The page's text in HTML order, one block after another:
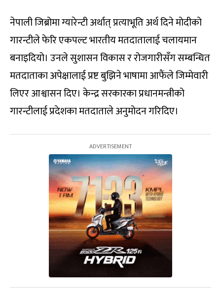
नेपाली जिब्रोमा ग्यारेन्टी अर्थात् प्रत्याभूति अर्थ दिने मोदीको
गारन्टीले फेरि एकपल्ट भारतीय मतदातालाई चलायमान
बनाइदियो। उनले सुशासन विकास र रोजगारीसँग सम्बन्धित
मतदाताका अपेक्षालाई प्रष्ट बुझिने भाषामा आफैंले जिम्मेवारी
लिएर आश्वासन दिए। केन्द्र सरकारका प्रधानमन्त्रीको
गारन्टीलाई प्रदेशका मतदाताले अनुमोदन गरिदिए।